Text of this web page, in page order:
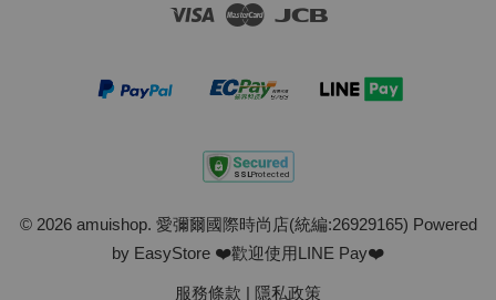
Visa Master
© 2026 amuishop. 愛彌爾國際時尚店(統編:26929165) Powered
by EasyStore ❤️歡迎使用LINE Pay❤️
服務條款 | 隱私政策